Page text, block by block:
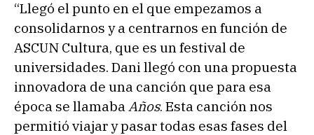
“Llegó el punto en el que empezamos a
consolidarnos y a centrarnos en función de
ASCUN Cultura, que es un festival de
universidades. Dani llegó con una propuesta
innovadora de una canción que para esa
época se llamaba Años. Esta canción nos
permitió viajar y pasar todas esas fases del